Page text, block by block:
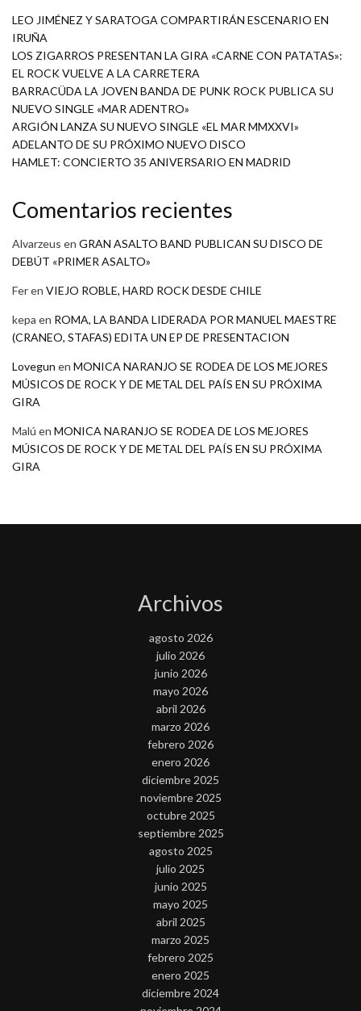
LEO JIMÉNEZ Y SARATOGA COMPARTIRÁN ESCENARIO EN
IRUÑA
LOS ZIGARROS PRESENTAN LA GIRA «CARNE CON PATATAS»:
EL ROCK VUELVE A LA CARRETERA
BARRACÜDA LA JOVEN BANDA DE PUNK ROCK PUBLICA SU
NUEVO SINGLE «MAR ADENTRO»
ARGIÓN LANZA SU NUEVO SINGLE «EL MAR MMXXVI»
ADELANTO DE SU PRÓXIMO NUEVO DISCO
HAMLET: CONCIERTO 35 ANIVERSARIO EN MADRID
Comentarios recientes
Alvarzeus en GRAN ASALTO BAND PUBLICAN SU DISCO DE
DEBÚT «PRIMER ASALTO»
Feren VIEJO ROBLE, HARD ROCK DESDE CHILE
kepa en ROMA, LA BANDA LIDERADA POR MANUEL MAESTRE
(CRANEO, STAFAS) EDITA UN EP DE PRESENTACION
Lovegun en MONICA NARANJO SE RODEA DE LOS MEJORES
MÚSICOS DE ROCK Y DE METAL DEL PAÍS EN SU PRÓXIMA
GIRA
Malú en MONICA NARANJO SE RODEA DE LOS MEJORES
MÚSICOS DE ROCK Y DE METAL DEL PAÍS EN SU PRÓXIMA
GIRA
Archivos
agosto 2026
julio 2026
junio 2026
mayo 2026
abril 2026
marzo 2026
febrero 2026
enero 2026
diciembre 2025
noviembre 2025
octubre 2025
septiembre 2025
agosto 2025
julio 2025
junio 2025
mayo 2025
abril 2025
marzo 2025
febrero 2025
enero 2025
diciembre 2024